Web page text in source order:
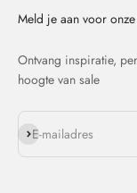
Meld je aan voor
Ontvang inspiratie,
hoogte van sale
E-mailadres
Abonneren